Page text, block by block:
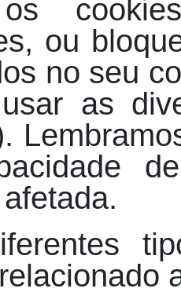
ou
no seu
as